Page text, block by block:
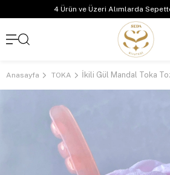
4 Ürün ve Üzeri Alımlarda
Anasayfa TOKA İkili Gül Mandal Toka